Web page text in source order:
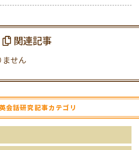
関連記事
ません
会話研究記事カテゴリ